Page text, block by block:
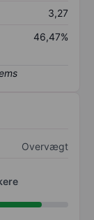
3,27
46,47%
Overvægt